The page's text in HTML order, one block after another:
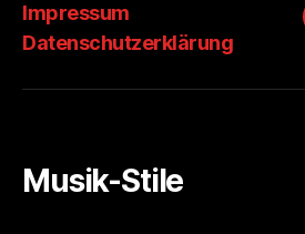
Impressum
Datenschutzerklärung
Musik-Stile